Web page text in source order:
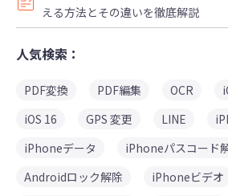
える方法とその違いを徹底解説
人気検索：
PDF変換 PDF編集 OCR
iOS 16
GPS 変更 LINE
iPhoneデータ
iPhoneパスコード
Androidロック解除
iPhoneビデオ